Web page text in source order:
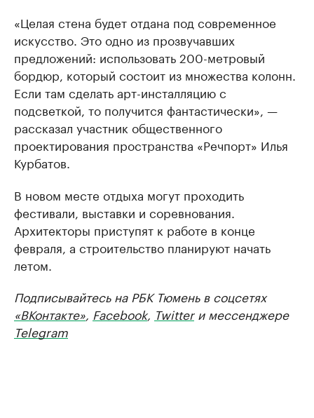
«Целая стена будет отдана под современное
искусство. Это одно из прозвучавших
предложений: использовать 200-метровый
бордюр, который состоит из множества колонн.
Если там сделать арт-инсталляцию с
подсветкой, то получится фантастически», —
рассказал участник общественного
проектирования пространства «Речпорт» Илья
Курбатов.
В новом месте отдыха могут проходить
фестивали, выставки и соревнования.
Архитекторы приступят к работе в конце
февраля, а строительство планируют начать
летом.
Подписывайтесь на РБК Тюмень в соцсетях
«ВКонтакте» Facebook, Twitterи мессенджере
Telegram